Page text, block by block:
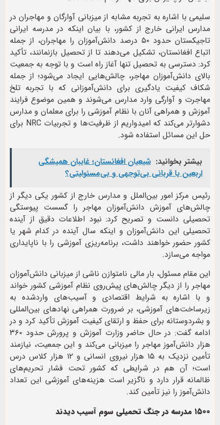
سلیمی با اشاره به تجربه مشابه از میزبانی آوارگان و مهاجران در
مدارس ایرانی خارج از کشور، با بیان اینکه در مدرسه ایرانی
تاجیکستان حدود ۵۰ درصد دانش‌آموزان را مهاجران، از جمله
اتباع افغانستان، تشکیل می‌دهند تا از تحصیل بازنمانند، تأکید
کرد: دسترسی به تحصیل تنها آغاز راه است و با توجه به جمعیت
بالای دانش‌آموزان مهاجر، چالش‌هایی ایجاد می‌شود؛ از جمله
شکاف کیفیت یادگیری برای دانش‌آموزانی که با تجربه تلخ
مهاجرت و آوارگی وارد مدارس می‌شوند و همین موضوع فرایند
آموزش و همراهی آنان با نظام آموزشی را برای معلمان و مدارس
دشوارتر می‌کند که امیدواریم از ظرفیت‌ها و تجربیات NRC برای
حل این مسائل استفاده شود.
بیشتر بخوانید: شیعیان افغانستان؛ غایبان همیشگی
اربعین یا قربانی بی‌توجهی و بی‌مسئولیتی؟
رئیس مرکز امور بین‌الملل و مدارس خارج از کشور یکی دیگر از
چالش‌های آموزش دانش‌آموزان مهاجر را گسست پیوستگی
تحصیلی دانست و تصریح کرد: نبود اطلاعات دقیق از آینده
تحصیلی این دانش‌آموزان و اینکه سال آینده در کدام شهر یا
کشور حضور خواهند داشت، برنامه‌ریزی آموزشی را با ناپایداری
مواجه می‌سازد.
این مقام مسئول، بار مالی نامتوازن ناشی از میزبانی دانش‌آموزان
مهاجر را از دیگر چالش‌های پیش‌روی نظام آموزشی کشور خواند
و با اشاره به شرایط اقتصادی و آسیب‌های واردشده به
زیرساخت‌های آموزشی، بر ضرورت همراهی نهاد‌های بین‌المللی
و بشردوستانه برای حفظ و ارتقای کیفیت آموزش تأکید کرد و در
ادامه گفت: در حال حاضر وزارت آموزش و پرورش حدود ۳۶۰
هزار دانش‌آموز مهاجر را میزبانی می‌کند و این جمعیت، نیازمند
تأمین نزدیک به ۱۵ هزار نیروی انسانی و ۱۲ هزار کلاس درس
است؛ آن هم در شرایطی که کشور تحت فشار تحریم‌های
ظالمانه قرار دارد و ناگزیر است هزینه‌های آموزشی این تعداد
دانش‌آموز را نیز تأمین کند.
۱۵۰۰ مدرسه در جنگ تحمیلی سوم آسیب دیدند